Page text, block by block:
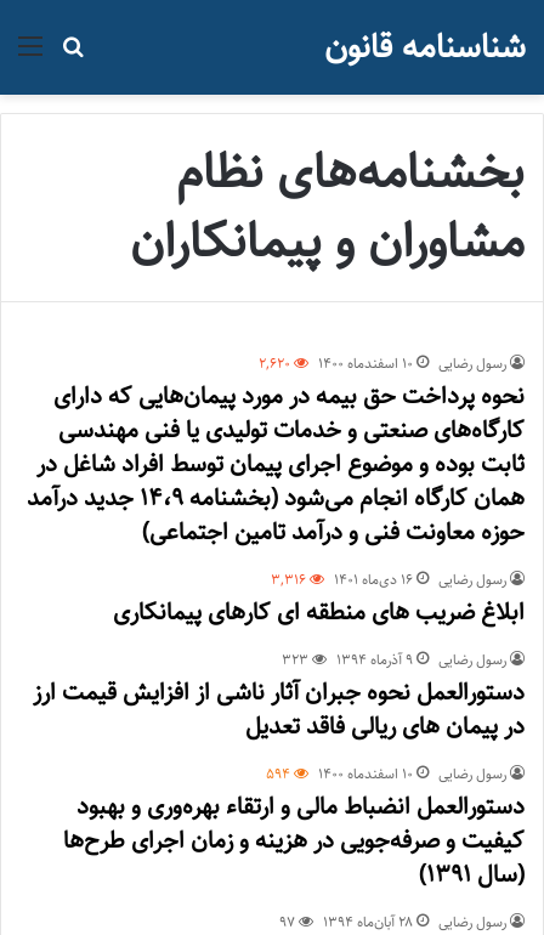
جستجو شناسنامه قانون
بخشنامه‌های نظام
مشاوران و پیمانکاران
رسول رضایی ۱۰ اسفند‌ماه ۱۴۰۰ 2,620
نحوه پرداخت حق بیمه در مورد پیمان‌هایی که دارای
کارگاه‌های صنعتی و خدمات تولیدی یا فنی مهندسی
ثابت بوده و موضوع اجرای پیمان توسط افراد شاغل در
همان کارگاه انجام می‌شود (بخشنامه ۱۴،۹ جدید درآمد
حوزه معاونت فنی و درآمد تامین اجتماعی)
رسول رضایی ۱۶ دی‌ماه ۱۴۰۱ 3,316
ابلاغ ضریب های منطقه ای کارهای پیمانکاری
رسول رضایی ۹ آذر‌ماه ۱۳۹۴ 323
دستورالعمل نحوه جبران آثار ناشی از افزایش قیمت ارز
در پیمان های ریالی فاقد تعدیل
رسول رضایی ۱۰ اسفند‌ماه ۱۴۰۰ 594
دستورالعمل انضباط مالی و ارتقاء بهره‌وری و بهبود
کیفیت و صرفه‌جویی در هزینه و زمان اجرای طرح‌ها
(سال ۱۳۹۱)
رسول رضایی ۲۸ آبان‌ماه ۱۳۹۴ 97